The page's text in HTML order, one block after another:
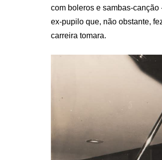
com boleros e sambas-canção
ex-pupilo que, não obstante,
carreira tomara.